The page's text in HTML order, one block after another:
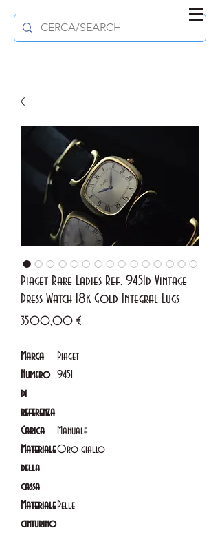
Piaget Rare Ladies Ref. 9451d Vintage
Dress Watch 18k Gold Integral Lugs
3500,00 €Prezzo
Marca
Piaget
Numero
di
referenza
9451
Carica
Manuale
Materiale
della
cassa
Oro giallo
Materiale
cinturino
Pelle